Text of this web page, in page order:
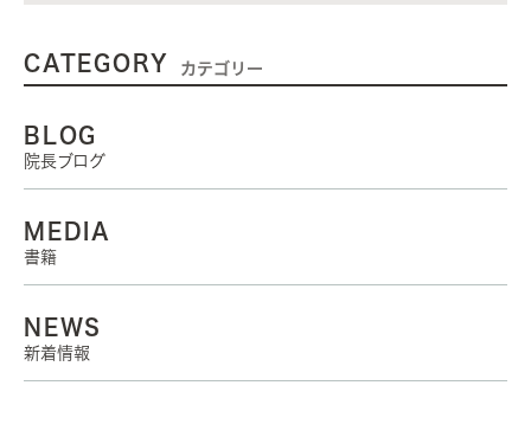
CATEGORY カテゴリー
BLOG
院長ブログ
MEDIA
書籍
NEWS
新着情報